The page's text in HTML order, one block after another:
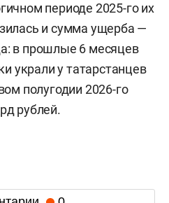
периоде 2025-го их
и сумма ущерба —
в прошлые 6 месяцев
украли у татарстанцев
полугодии 2026-го
рублей.